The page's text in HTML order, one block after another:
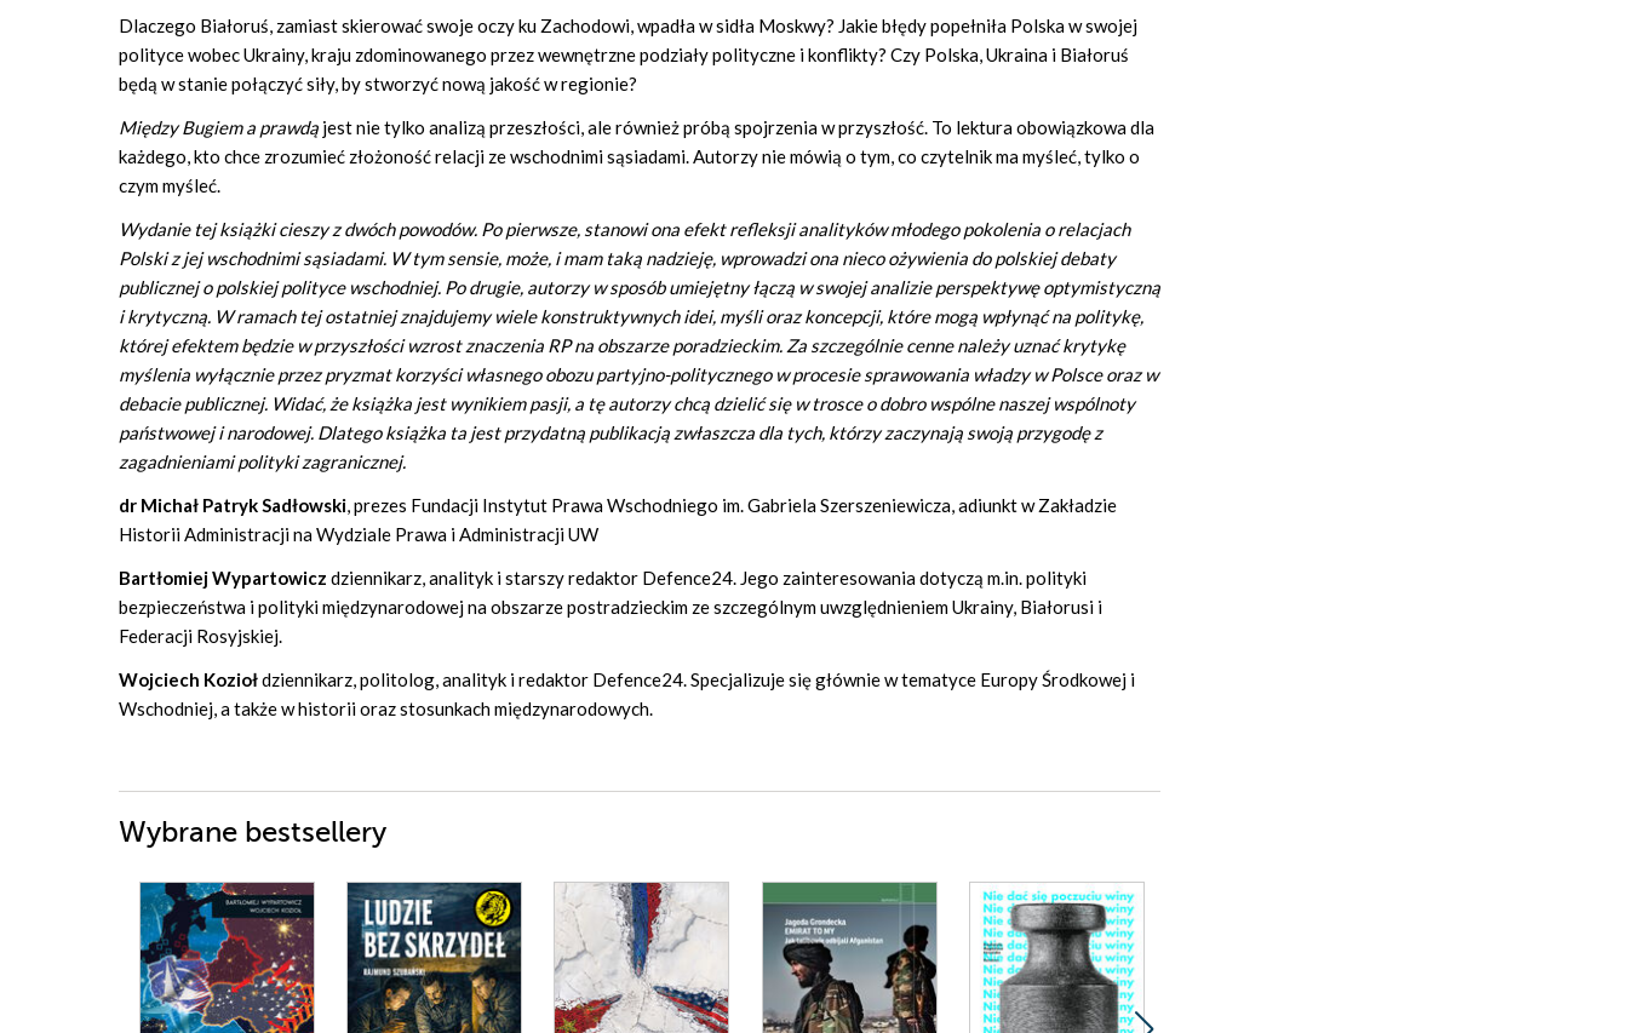
Dlaczego Białoruś, zamiast skierować swoje oczy ku Zachodowi, wpadła w sidła Moskwy? Jakie błędy popełniła Polska w swojej
polityce wobec Ukrainy, kraju zdominowanego przez wewnętrzne podziały polityczne i konflikty? Czy Polska, Ukraina i Białoruś
będą w stanie połączyć siły, by stworzyć nową jakość w regionie?
Między Bugiem a prawdą jest nie tylko analizą przeszłości, ale również próbą spojrzenia w przyszłość. To lektura obowiązkowa dla
każdego, kto chce zrozumieć złożoność relacji ze wschodnimi sąsiadami. Autorzy nie mówią o tym, co czytelnik ma myśleć, tylko o
czym myśleć.
Wydanie tej książki cieszy z dwóch powodów. Po pierwsze, stanowi ona efekt refleksji analityków młodego pokolenia o relacjach
Polski z jej wschodnimi sąsiadami. W tym sensie, może, i mam taką nadzieję, wprowadzi ona nieco ożywienia do polskiej debaty
publicznej o polskiej polityce wschodniej. Po drugie, autorzy w sposób umiejętny łączą w swojej analizie perspektywę optymistyczną
i krytyczną. W ramach tej ostatniej znajdujemy wiele konstruktywnych idei, myśli oraz koncepcji, które mogą wpłynąć na politykę,
której efektem będzie w przyszłości wzrost znaczenia RP na obszarze poradzieckim. Za szczególnie cenne należy uznać krytykę
myślenia wyłącznie przez pryzmat korzyści własnego obozu partyjno-politycznego w procesie sprawowania władzy w Polsce oraz w
debacie publicznej. Widać, że książka jest wynikiem pasji, a tę autorzy chcą dzielić się w trosce o dobro wspólne naszej wspólnoty
państwowej i narodowej. Dlatego książka ta jest przydatną publikacją zwłaszcza dla tych, którzy zaczynają swoją przygodę z
zagadnieniami polityki zagranicznej.
dr Michał Patryk Sadłowski, prezes Fundacji Instytut Prawa Wschodniego im. Gabriela Szerszeniewicza, adiunkt w Zakładzie
Historii Administracji na Wydziale Prawa i Administracji UW
Bartłomiej Wypartowicz dziennikarz, analityk i starszy redaktor Defence24. Jego zainteresowania dotyczą m.in. polityki
bezpieczeństwa i polityki międzynarodowej na obszarze postradzieckim ze szczególnym uwzględnieniem Ukrainy, Białorusi i
Federacji Rosyjskiej.
Wojciech Koziołdziennikarz, politolog, analityk i redaktor Defence24. Specjalizuje się głównie w tematyce Europy Środkowej i
Wschodniej, a także w historii oraz stosunkach międzynarodowych.
Wybrane bestsellery